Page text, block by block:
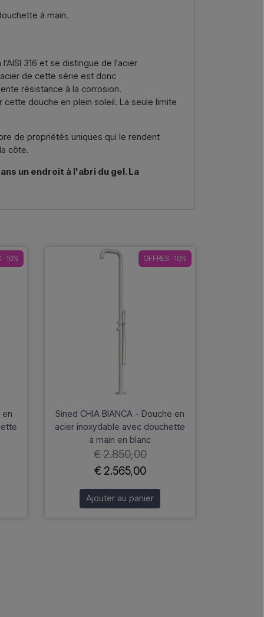
à main.
316 et se distingue de l'acier
de cette série est donc
résistance à la corrosion.
douche en plein soleil. La seule limite
de propriétés uniques qui le rendent
côte.
un endroit à l'abri du gel. La
-10%
en
OFFRES -10%
Sined CHIA BIANCA - Douche en
acier inoxydable avec douchette
à main en blanc
€ 2.850,00
€ 2.565,00
Ajouter au panier